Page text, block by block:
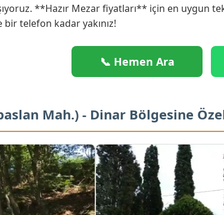
**Hazır Mezar fiyatları** için en uygun
telefon kadar yakınız!
📞 Hemen Ara
Mah.) - Dinar Bölgesine